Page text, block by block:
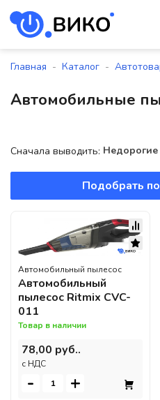
с
По
Оплата
Контакты
Главная - Каталог -
Автомобильные
Сначала выводить: Недорогие
Подобрать
Автомобильный пылесос
Автомобильный
пылесос Ritmix CVC-
011
Товар в наличии
78,00 руб..
c НДС
- +